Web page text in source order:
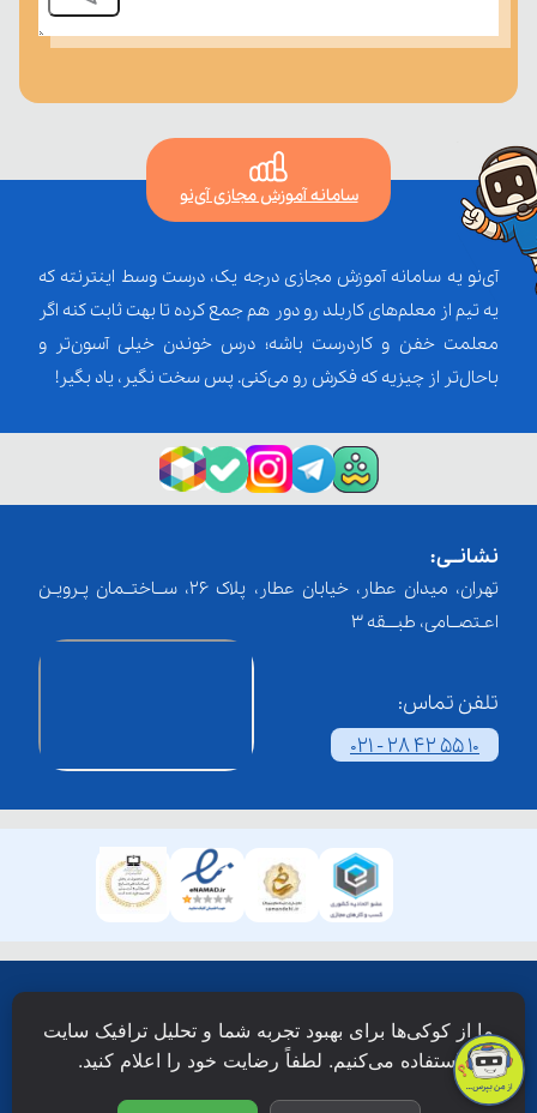
سامانه آموزش مجازی آی‌نو
آی‌نو یه سامانه آموزش مجازی درجه یک، درست وسط اینترنته که
یه تیم از معلم‌‌های کاربلد رو دور هم جمع کرده تا بهت ثابت کنه اگر
معلمت خفن و کاردرست باشه؛ درس خوندن خیلی آسون‌تر و
باحال‌تر از چیزیه که فکرش رو می‌کنی. پس سخت نگیر، یاد بگیر!
نشانــی:
تهران، میدان عطار، خیابان عطار، پلاک 26، ســاختــمان پـرویـن
اعـتصــامی، طبـــقه 3
تلفن تماس:
021 - 28 42 55 10
دانش نویان محفوظ است.
ما از کوکی‌ها برای بهبود تجربه شما و تحلیل ترافیک سایت
استفاده می‌کنیم. لطفاً رضایت خود را اعلام کنید.